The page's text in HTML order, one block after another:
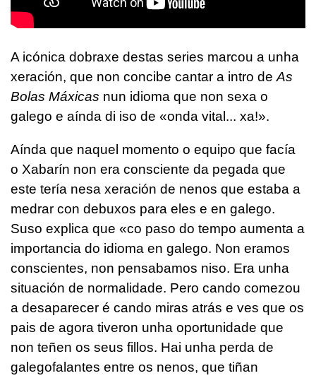
A icónica dobraxe destas series marcou a unha
xeración, que non concibe cantar a intro de As
Bolas Máxicas nun idioma que non sexa o
galego e aínda di iso de «onda vital... xa!».
Aínda que naquel momento o equipo que facía
o Xabarín non era consciente da pegada que
este tería nesa xeración de nenos que estaba a
medrar con debuxos para eles e en galego.
Suso explica que «co paso do tempo aumenta a
importancia do idioma en galego. Non eramos
conscientes, non pensabamos niso. Era unha
situación de normalidade. Pero cando comezou
a desaparecer é cando miras atrás e ves que os
pais de agora tiveron unha oportunidade que
non teñen os seus fillos. Hai unha perda de
galegofalantes entre os nenos, que tiñan